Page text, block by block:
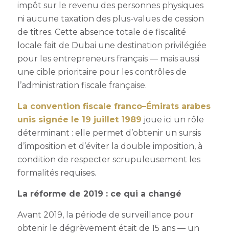
impôt sur le revenu des personnes physiques
ni aucune taxation des plus-values de cession
de titres. Cette absence totale de fiscalité
locale fait de Dubai une destination privilégiée
pour les entrepreneurs français — mais aussi
une cible prioritaire pour les contrôles de
l’administration fiscale française.
La convention fiscale franco–Émirats arabes
unis signée le 19 juillet 1989 joue ici un rôle
déterminant : elle permet d’obtenir un sursis
d’imposition et d’éviter la double imposition, à
condition de respecter scrupuleusement les
formalités requises.
La réforme de 2019 : ce qui a changé
Avant 2019, la période de surveillance pour
obtenir le dégrèvement était de 15 ans — un